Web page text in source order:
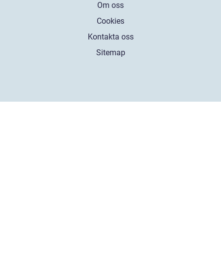
Om oss
Cookies
Kontakta oss
Sitemap